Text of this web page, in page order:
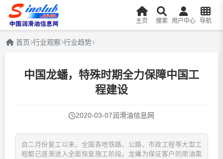
主页 搜索 用户中心 导航
首页 行业观察 行业趋势
中国龙蟠，特殊时期全力保障中国工
程建设
2020-03-07润滑油信息网
自二月份复工以来，全国各地铁路、公路、市政工程等大型工
程都已逐渐进入全面恢复施工阶段。龙蟠为保证客户的用油需